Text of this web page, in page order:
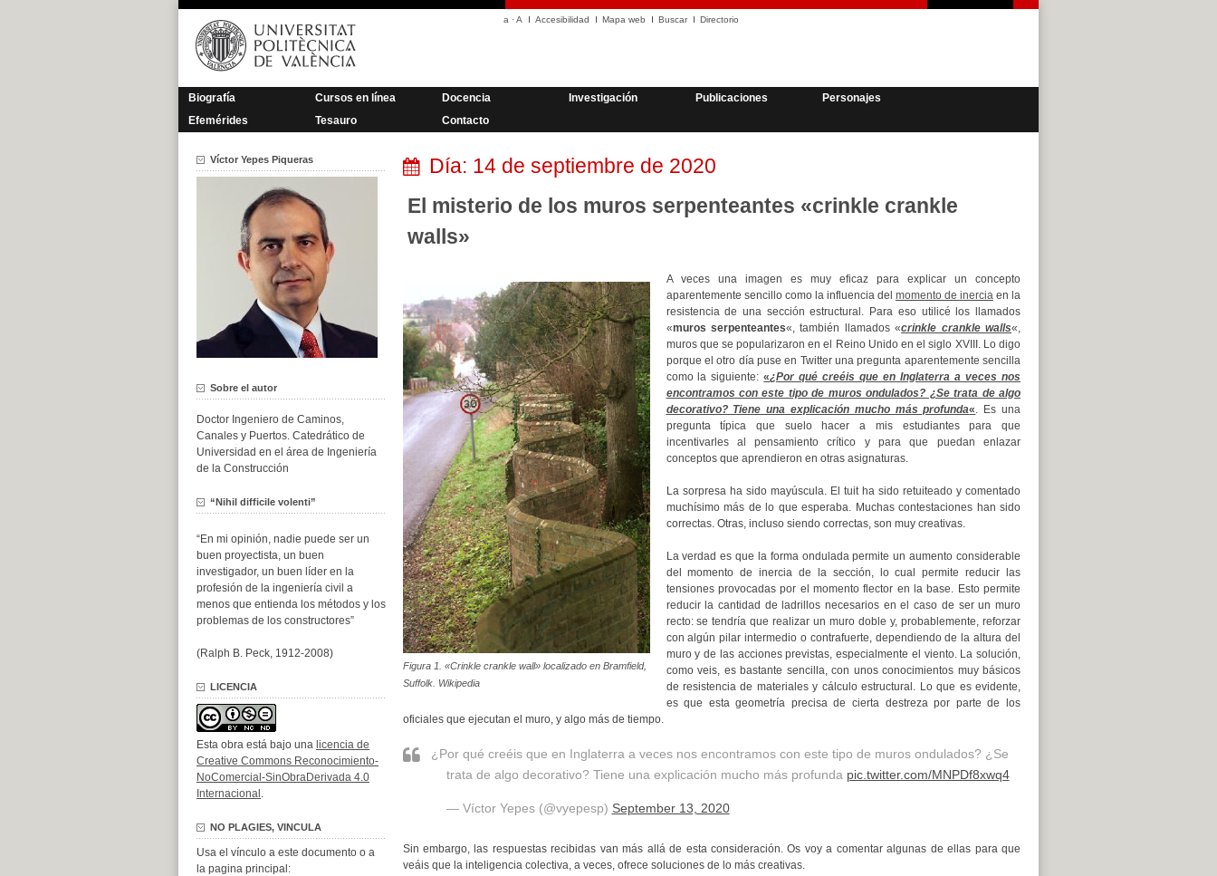
Saltar
contenido
a ·A Accesibilidad Mapa web Buscar Directorio
Biografía Cursos en línea Docencia Investigación Publicaciones
Personajes
Efemérides
Tesauro Contacto
Día: 14 de septiembre de 2020
El misterio de los muros serpenteantes «crinkle crankle
walls»
Figura 1. «Crinkle crankle wall» localizado en Bramfield,
Suffolk. Wikipedia
A veces una imagen es muy eficaz para explicar un concepto
aparentemente sencillo como la influencia del momento de inerciaen la
resistencia de una sección estructural. Para eso utilicé los llamados
«muros serpenteantes«, también llamados «crinkle crankle walls«,
muros que se popularizaron en el Reino Unido en el siglo XVIII. Lo digo
porque el otro día puse en Twitter una pregunta aparentemente sencilla
como la siguiente:«¿Por qué creéis que en Inglaterra a veces nos
encontramos con este tipo de muros ondulados? ¿Se trata de algo
decorativo? Tiene una explicación mucho más profunda«. Es una
pregunta típica que suelo hacer a mis estudiantes para que
incentivarles al pensamiento crítico y para que puedan enlazar
conceptos que aprendieron en otras asignaturas.
La sorpresa ha sido mayúscula. El tuit ha sido retuiteado y comentado
muchísimo más de lo que esperaba. Muchas contestaciones han sido
correctas. Otras, incluso siendo correctas, son muy creativas.
La verdad es que la forma ondulada permite un aumento considerable
del momento de inercia de la sección, lo cual permite reducir las
tensiones provocadas por el momento flector en la base. Esto permite
reducir la cantidad de ladrillos necesarios en el caso de ser un muro
recto: se tendría que realizar un muro doble y, probablemente, reforzar
con algún pilar intermedio o contrafuerte, dependiendo de la altura del
muro y de las acciones previstas, especialmente el viento. La solución,
como veis, es bastante sencilla, con unos conocimientos muy básicos
de resistencia de materiales y cálculo estructural. Lo que es evidente,
es que esta geometría precisa de cierta destreza por parte de los
oficiales que ejecutan el muro, y algo más de tiempo.
¿Por qué creéis que en Inglaterra a veces nos encontramos con este tipo de muros ondulados? ¿Se
trata de algo decorativo? Tiene una explicación mucho más profunda pic.twitter.com/MNPDf8xwq4
— Víctor Yepes (@vyepesp) September 13, 2020
Sin embargo, las respuestas recibidas van más allá de esta consideración. Os voy a comentar algunas de ellas para que
veáis que la inteligencia colectiva, a veces, ofrece soluciones de lo más creativas.
Víctor Yepes Piqueras
Sobre el autor
Doctor Ingeniero de Caminos,
Canales y Puertos. Catedrático de
Universidad en el área de Ingeniería
de la Construcción
“Nihil difficile volenti”
“En mi opinión, nadie puede ser un
buen proyectista, un buen
investigador, un buen líder en la
profesión de la ingeniería civil a
menos que entienda los métodos y los
problemas de los constructores”
(Ralph B. Peck, 1912-2008)
LICENCIA
Esta obra está bajo una licencia de
Creative Commons Reconocimiento-
NoComercial-SinObraDerivada 4.0
Internacional .
NO PLAGIES, VINCULA
Usa el vínculo a este documento o a
la pagina principal: